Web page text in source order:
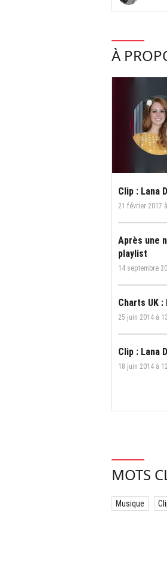
À
Clip : Lana
21 février 2017
Après une
playlist
14 septembre
Charts UK
25 juin 2014 à
Clip : Lana
18 juin 2014 à
MOTS
Musique